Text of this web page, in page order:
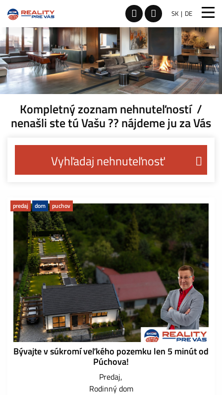
SK DE
Kompletný zoznam nehnuteľností /
nenašli ste tú Vašu ?? nájdeme ju za Vás
Vyhľadaj nehnuteľnosť
predaj dom puchov
Bývajte v súkromí veľkého pozemku len 5 minút od
Púchova!
Predaj
Rodinný dom